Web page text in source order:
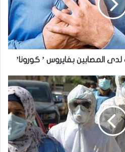
المصابين بفايروس ’ كورونا’